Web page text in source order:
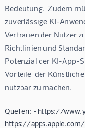
Bedeutung.  Zudem
zuverlässige KI-
Vertrauen der Nutzer
Richtlinien und
Potenzial der KI-App-
Vorteile  der
nutzbar zu machen.
Quellen: - https://
https://